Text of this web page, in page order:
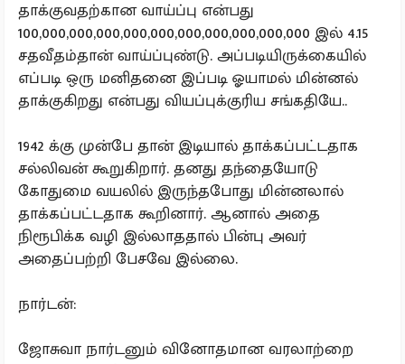
தாக்குவதற்கான வாய்ப்பு என்பது
100,000,000,000,000,000,000,000,000,000,000 இல் 4.15
சதவீதம்தான் வாய்ப்புண்டு. அப்படியிருக்கையில்
எப்படி ஒரு மனிதனை இப்படி ஓயாமல் மின்னல்
தாக்குகிறது என்பது வியப்புக்குரிய சங்கதியே..
1942 க்கு முன்பே தான் இடியால் தாக்கப்பட்டதாக
சல்லிவன் கூறுகிறார். தனது தந்தையோடு
கோதுமை வயலில் இருந்தபோது மின்னலால்
தாக்கப்பட்டதாக கூறினார். ஆனால் அதை
நிரூபிக்க வழி இல்லாததால் பின்பு அவர்
அதைப்பற்றி பேசவே இல்லை.
நார்டன்:
ஜோசுவா நார்டனும் வினோதமான வரலாற்றை